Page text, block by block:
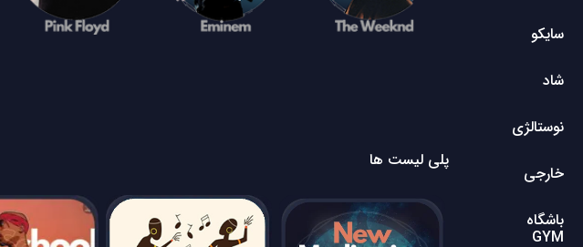
سایکو
شاد
نوستالژی
خارجی
باشگاه
GYM
پلی لیست ها